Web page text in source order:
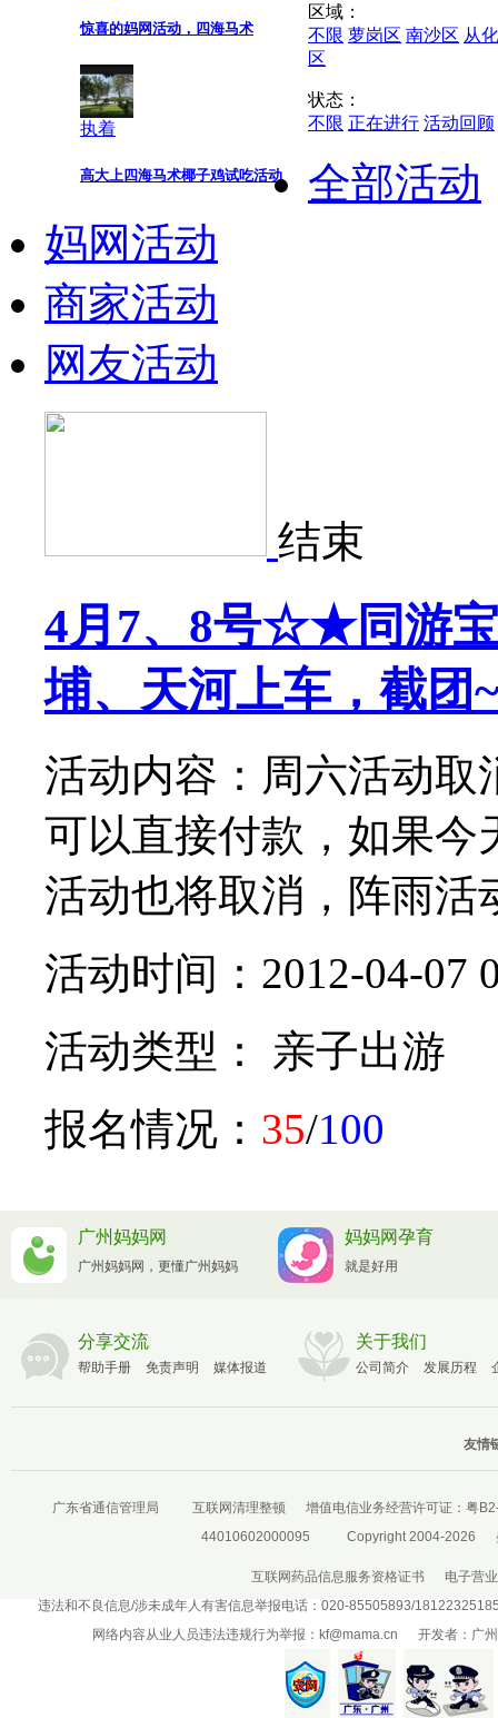
惊喜的妈网活动，四海马术
执着
高大上四海马术椰子鸡试吃活动
区域：
不限 萝岗区 南沙区 从
区
状态：
不限 正在进行 活动回顾
全部活动
妈网活动
商家活动
网友活动
结束
4月7、8号☆★同游
埔、天河上车，截团~
活动内容：周六活动取
可以直接付款，如果今
活动也将取消，阵雨活
活动时间：2012-04-07
活动类型： 亲子出游
报名情况： 35/100
广州妈妈网
广州妈妈网，更懂广州妈妈
妈妈网孕育
就是好用
分享交流
帮助手册 免责声明 媒体报道
关于我们
公司简介 发展历程
友情
广东省通信管理局 互联网清理整顿 增值电信业务经营许可证： 粤
44010602000095
Copyright 2004-2026
互联网药品信息服务资格证书
电子营
违法和不良信息/涉未成年人有害信息举报电话：020-85505893/
网络内容从业人员违法违规行为举报： kf@mama.cn 开发者：广